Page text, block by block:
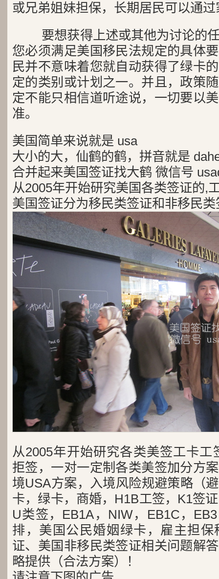
或兄弟姐妹担保，长期居民可以通
要想获得上述或其他为讨论的
您必须满足美国移民法规定的具体
民并不意味着您就自动获得了绿卡
定的类别或计划之一。并且，政策
定不能只相信道听途说，一切要以
准。
美国简单来说就是 usa
大小的大，仙鹤的鹤，拼音就是
合并起来美国签证找大鹤 微信号
从2005年开始研究美国各类签证的,
美国签证分为移民类签证和非移民
从2005年开始研究各类美签工卡工
拒签，一对一定制各类美签加分方
境USA方案，入境风险规避策略（
卡，绿卡，商婚，H1B工签，K1签
U类签，EB1A，NIW，EB1C，
排，美国公民婚姻绿卡，雇主担
证、美国非移民类签证相关问题解
略提供（合法方案）！